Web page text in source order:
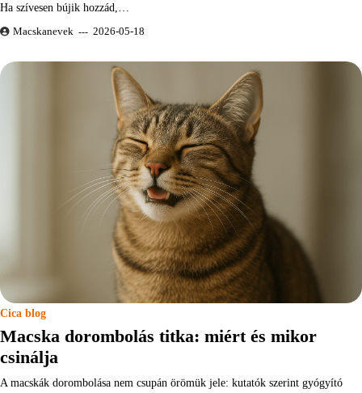
Ha szívesen bújik hozzád,…
Macskanevek 2026-05-18
Cica blog
Macska dorombolás titka: miért és mikor
csinálja
A macskák dorombolása nem csupán örömük jele: kutatók szerint gyógyító